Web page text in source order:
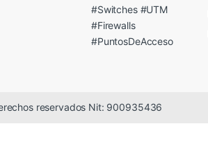
#Switches #UTM
#Firewalls
#PuntosDeAcceso
reservados Nit: 900935436